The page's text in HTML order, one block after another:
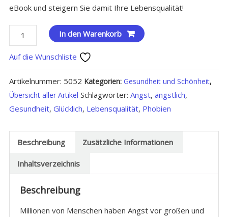
eBook und steigern Sie damit Ihre Lebensqualität!
Phobien
ade
Menge
In den Warenkorb
Auf die Wunschliste
Artikelnummer: 5052 Kategorien: Gesundheit und Schönheit,
Übersicht aller Artikel Schlagwörter: Angst, ängstlich,
Gesundheit, Glücklich, Lebensqualität, Phobien
Beschreibung Zusätzliche Informationen
Inhaltsverzeichnis
Beschreibung
Millionen von Menschen haben Angst vor großen und